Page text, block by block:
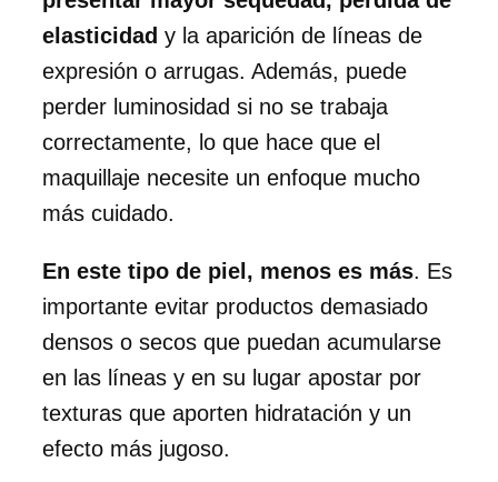
elasticidad y la aparición de líneas de
expresión o arrugas. Además, puede
perder luminosidad si no se trabaja
correctamente, lo que hace que el
maquillaje necesite un enfoque mucho
más cuidado.
En este tipo de piel, menos es más. Es
importante evitar productos demasiado
densos o secos que puedan acumularse
en las líneas y en su lugar apostar por
texturas que aporten hidratación y un
efecto más jugoso.